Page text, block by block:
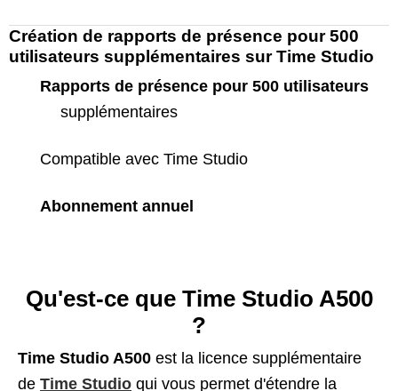
Création de rapports de présence pour 500
utilisateurs supplémentaires sur Time Studio
Rapports de présence pour 500 utilisateurs
supplémentaires
Compatible avec Time Studio
Abonnement annuel
Qu'est-ce que Time Studio A500
?
Time Studio A500 est la licence supplémentaire
de Time Studio qui vous permet d'étendre la